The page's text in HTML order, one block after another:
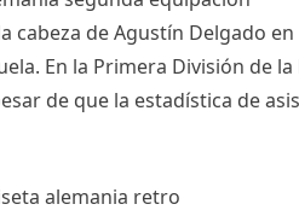
de Agustín Delgado
En la Primera División de
de que la estadística de